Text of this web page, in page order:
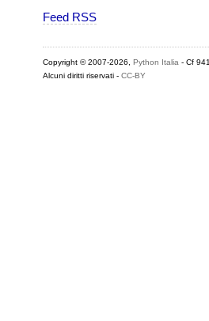
Feed RSS
Copyright © 2007-2026, Python Italia - Cf
Alcuni diritti riservati - CC-BY